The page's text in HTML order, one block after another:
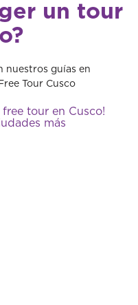
un tour
nuestros guías en
Tour Cusco
tour en Cusco!
más